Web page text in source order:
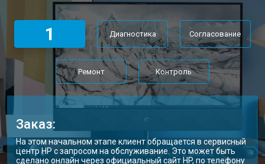
1 Диагностика Согласование
Ремонт Контроль
Заказ:
На этом начальном этапе клиент обращается в сервисный
центр HP с запросом на обслуживание. Это может быть
сделано онлайн через официальный сайт HP, по телефону